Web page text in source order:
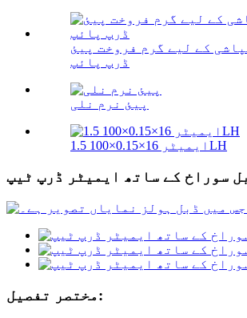
کے لیے گرم فروخت پیئ
ڈرپ پائپ
پیئ نرم نلی
ایمیٹر 16×0.15×100 1.5LH
سوراخ کے ساتھ ایمیٹر ڈرپ ٹیپ
مختصر تفصیل: